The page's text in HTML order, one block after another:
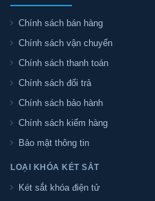
Chính sách bán hàng
Chính sách vận chuyển
Chính sách thanh toán
Chính sách đổi trả
Chính sách bảo hành
Chính sách kiểm hàng
Bảo mật thông tin
LOẠI KHÓA KÉT SẮT
Két sắt khóa điện tử